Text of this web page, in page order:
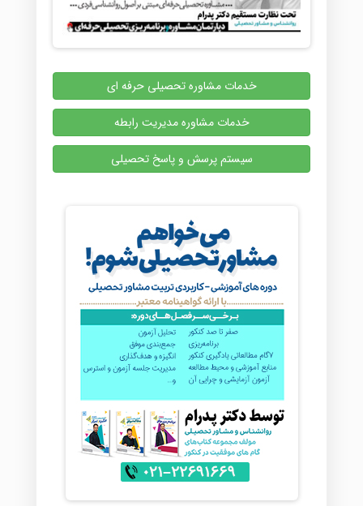
خدمات مشاوره تحصیلی حرفه ای
خدمات مشاوره مدیریت رابطه
سیستم پرسش و پاسخ تحصیلی